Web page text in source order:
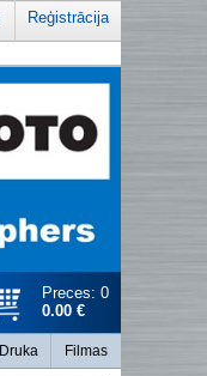
Reģistrācija
Preces: 0
0.00 €
Druka Filmas